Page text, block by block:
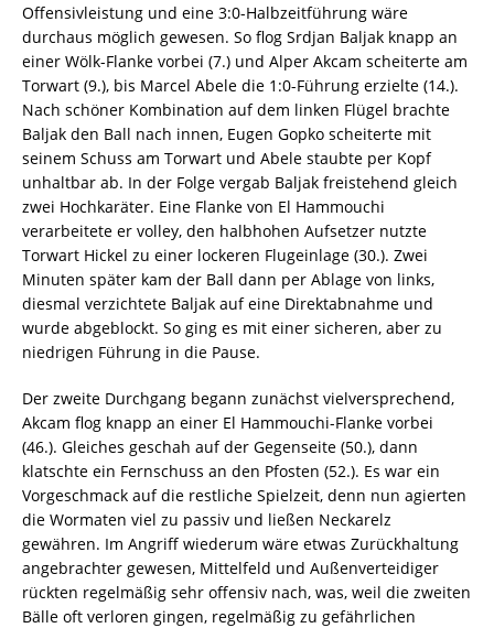
Offensivleistung und eine 3:0-Halbzeitführung wäre
durchaus möglich gewesen. So flog Srdjan Baljak knapp an
einer Wölk-Flanke vorbei (7.) und Alper Akcam scheiterte am
Torwart (9.), bis Marcel Abele die 1:0-Führung erzielte (14.).
Nach schöner Kombination auf dem linken Flügel brachte
Baljak den Ball nach innen, Eugen Gopko scheiterte mit
seinem Schuss am Torwart und Abele staubte per Kopf
unhaltbar ab. In der Folge vergab Baljak freistehend gleich
zwei Hochkaräter. Eine Flanke von El Hammouchi
verarbeitete er volley, den halbhohen Aufsetzer nutzte
Torwart Hickel zu einer lockeren Flugeinlage (30.). Zwei
Minuten später kam der Ball dann per Ablage von links,
diesmal verzichtete Baljak auf eine Direktabnahme und
wurde abgeblockt. So ging es mit einer sicheren, aber zu
niedrigen Führung in die Pause.
Der zweite Durchgang begann zunächst vielversprechend,
Akcam flog knapp an einer El Hammouchi-Flanke vorbei
(46.). Gleiches geschah auf der Gegenseite (50.), dann
klatschte ein Fernschuss an den Pfosten (52.). Es war ein
Vorgeschmack auf die restliche Spielzeit, denn nun agierten
die Wormaten viel zu passiv und ließen Neckarelz
gewähren. Im Angriff wiederum wäre etwas Zurückhaltung
angebrachter gewesen, Mittelfeld und Außenverteidiger
rückten regelmäßig sehr offensiv nach, was, weil die zweiten
Bälle oft verloren gingen, regelmäßig zu gefährlichen